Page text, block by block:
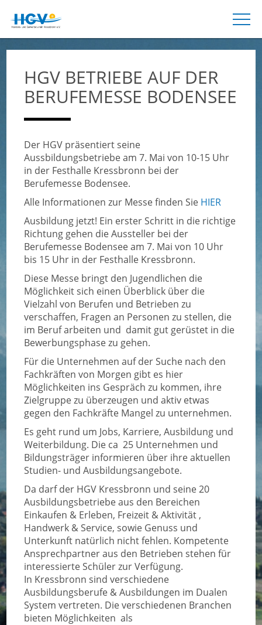
HGV BETRIEBE AUF DER
BERUFEMESSE BODENSEE
Der HGV präsentiert seine
Aussbildungsbetriebe am 7. Mai von 10-15 Uhr
in der Festhalle Kressbronn bei der
Berufemesse Bodensee.
Alle Informationen zur Messe finden Sie HIER
Ausbildung jetzt! Ein erster Schritt in die richtige
Richtung gehen die Aussteller bei der
Berufemesse Bodensee am 7. Mai von 10 Uhr
bis 15 Uhr in der Festhalle Kressbronn.
Diese Messe bringt den Jugendlichen die
Möglichkeit sich einen Überblick über die
Vielzahl von Berufen und Betrieben zu
verschaffen, Fragen an Personen zu stellen, die
im Beruf arbeiten und damit gut gerüstet in die
Bewerbungsphase zu gehen.
Für die Unternehmen auf der Suche nach den
Fachkräften von Morgen gibt es hier
Möglichkeiten ins Gespräch zu kommen, ihre
Zielgruppe zu überzeugen und aktiv etwas
gegen den Fachkräfte Mangel zu unternehmen.
Es geht rund um Jobs, Karriere, Ausbildung und
Weiterbildung. Die ca 25 Unternehmen und
Bildungsträger informieren über ihre aktuellen
Studien- und Ausbildungsangebote.
Da darf der HGV Kressbronn und seine 20
Ausbildungsbetriebe aus den Bereichen
Einkaufen & Erleben, Freizeit & Aktivität ,
Handwerk & Service, sowie Genuss und
Unterkunft natürlich nicht fehlen. Kompetente
Ansprechpartner aus den Betrieben stehen für
interessierte Schüler zur Verfügung.
In Kressbronn sind verschiedene
Ausbildungsberufe & Ausbildungen im Dualen
System vertreten. Die verschiedenen Branchen
bieten Möglichkeiten als